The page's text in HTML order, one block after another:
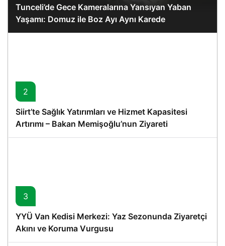
Tunceli’de Gece Kameralarına Yansıyan Yaban
Yaşamı: Domuz ile Boz Ayı Aynı Karede
2
Siirt’te Sağlık Yatırımları ve Hizmet Kapasitesi
Artırımı – Bakan Memişoğlu’nun Ziyareti
3
YYÜ Van Kedisi Merkezi: Yaz Sezonunda Ziyaretçi
Akını ve Koruma Vurgusu